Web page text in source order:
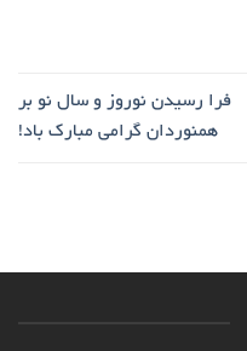
فرا رسیدن نوروز و سال نو بر
همنوردان گرامی مبارک باد!